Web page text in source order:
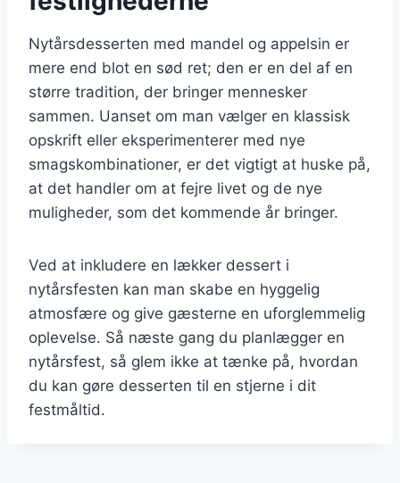
Nytårsdesserten med mandel og appelsin er
mere end blot en sød ret; den er en del af en
større tradition, der bringer mennesker
sammen. Uanset om man vælger en klassisk
opskrift eller eksperimenterer med nye
smagskombinationer, er det vigtigt at huske på,
at det handler om at fejre livet og de nye
muligheder, som det kommende år bringer.
Ved at inkludere en lækker dessert i
nytårsfesten kan man skabe en hyggelig
atmosfære og give gæsterne en uforglemmelig
oplevelse. Så næste gang du planlægger en
nytårsfest, så glem ikke at tænke på, hvordan
du kan gøre desserten til en stjerne i dit
festmåltid.